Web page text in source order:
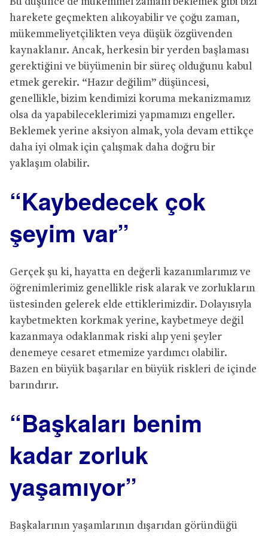
harekete geçmekten alıkoyabilir ve çoğu zaman,
mükemmeliyetçilikten veya düşük özgüvenden
kaynaklanır. Ancak, herkesin bir yerden başlaması
gerektiğini ve büyümenin bir süreç olduğunu kabul
etmek gerekir. “Hazır değilim” düşüncesi,
genellikle, bizim kendimizi koruma mekanizmamız
olsa da yapabileceklerimizi yapmamızı engeller.
Beklemek yerine aksiyon almak, yola devam ettikçe
daha iyi olmak için çalışmak daha doğru bir
yaklaşım olabilir.
“Kaybedecek çok
şeyim var”
Gerçek şu ki, hayatta en değerli kazanımlarımız ve
öğrenimlerimiz genellikle risk alarak ve zorlukların
üstesinden gelerek elde ettiklerimizdir. Dolayısıyla
kaybetmekten korkmak yerine, kaybetmeye değil
kazanmaya odaklanmak riski alıp yeni şeyler
denemeye cesaret etmemize yardımcı olabilir.
Bazen en büyük başarılar en büyük riskleri de içinde
barındırır.
“Başkaları benim
kadar zorluk
yaşamıyor”
Başkalarının yaşamlarının dışarıdan göründüğü